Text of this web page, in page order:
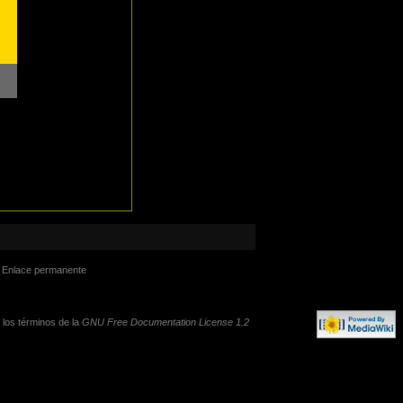
Enlace permanente
los términos de laGNU Free Documentation License 1.2